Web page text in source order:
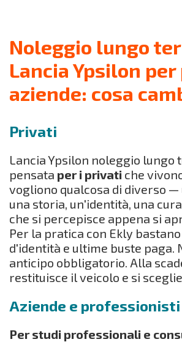
Noleggio lungo
Lancia Ypsilon
aziende: cosa
Privati
Lancia Ypsilon noleggio lungo
pensata per i privati che
vogliono qualcosa di diverso —
una storia, un'identità, una
che si percepisce appena si
Per la pratica con Ekly
d'identità e ultime buste paga.
anticipo obbligatorio. Alla
restituisce il veicolo e si
Aziende e professionisti
Per studi professionali e